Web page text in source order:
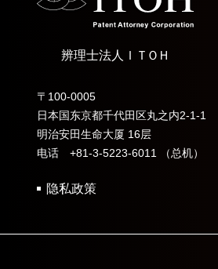
辨理士法人 ＩＴＯＨ
〒100-0005
日本国东京都千代田区丸之内2-1-1
明治安田生命大厦 16层
电话 +81-3-5223-6011 （总机）
隐私政策